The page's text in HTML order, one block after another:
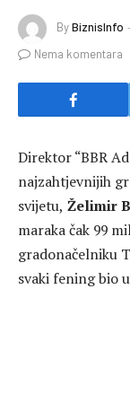
ByBiznisInfo
Nema komentara
Direktor “BBR
najzahtjevnijih
svijetu, Želimir
maraka čak 99
gradonačelniku
svaki fening bio